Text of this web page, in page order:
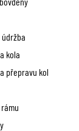
kola
přepravu kol